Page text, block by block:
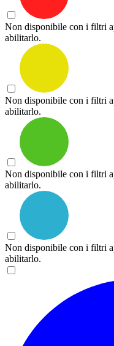
Non disponibile con i filtri
abilitarlo.
Non disponibile con i filtri
abilitarlo.
Non disponibile con i filtri
abilitarlo.
Non disponibile con i filtri
abilitarlo.